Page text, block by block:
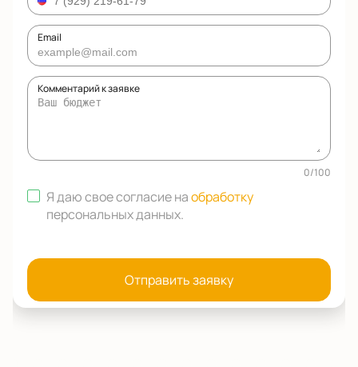
Email
Комментарий к заявке
0/100
Я даю свое согласие наобработку
персональных данных.
Отправить заявку